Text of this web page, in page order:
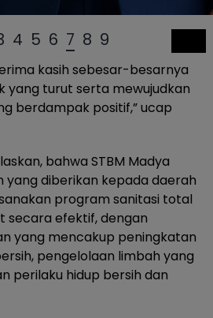
4 5 6 7 8 9
kasih sebesar-besarnya
yang turut serta mewujudkan
berdampak positif,” ucap
bahwa STBM Madya
yang diberikan kepada daerah
program sanitasi total
secara efektif, dengan
yang mencakup peningkatan
pengelolaan limbah yang
perilaku hidup bersih dan